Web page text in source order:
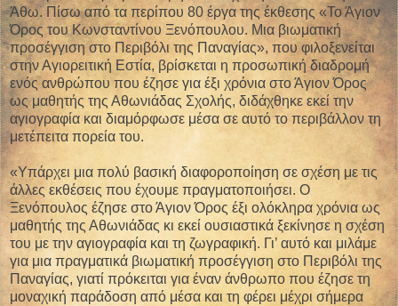
Άθω. Πίσω από τα περίπου 80 έργα της έκθεσης «Το Άγιον
Όρος του Κωνσταντίνου Ξενόπουλου. Μια βιωματική
προσέγγιση στο Περιβόλι της Παναγίας», που φιλοξενείται
στην Αγιορειτική Εστία, βρίσκεται η προσωπική διαδρομή
ενός ανθρώπου που έζησε για έξι χρόνια στο Άγιον Όρος
ως μαθητής της Αθωνιάδας Σχολής, διδάχθηκε εκεί την
αγιογραφία και διαμόρφωσε μέσα σε αυτό το περιβάλλον τη
μετέπειτα πορεία του.
«Υπάρχει μια πολύ βασική διαφοροποίηση σε σχέση με τις
άλλες εκθέσεις που έχουμε πραγματοποιήσει. Ο
Ξενόπουλος έζησε στο Άγιον Όρος έξι ολόκληρα χρόνια ως
μαθητής της Αθωνιάδας κι εκεί ουσιαστικά ξεκίνησε η σχέση
του με την αγιογραφία και τη ζωγραφική. Γι’ αυτό και μιλάμε
για μια πραγματικά βιωματική προσέγγιση στο Περιβόλι της
Παναγίας, γιατί πρόκειται για έναν άνθρωπο που έζησε τη
μοναχική παράδοση από μέσα και τη φέρει μέχρι σήμερα